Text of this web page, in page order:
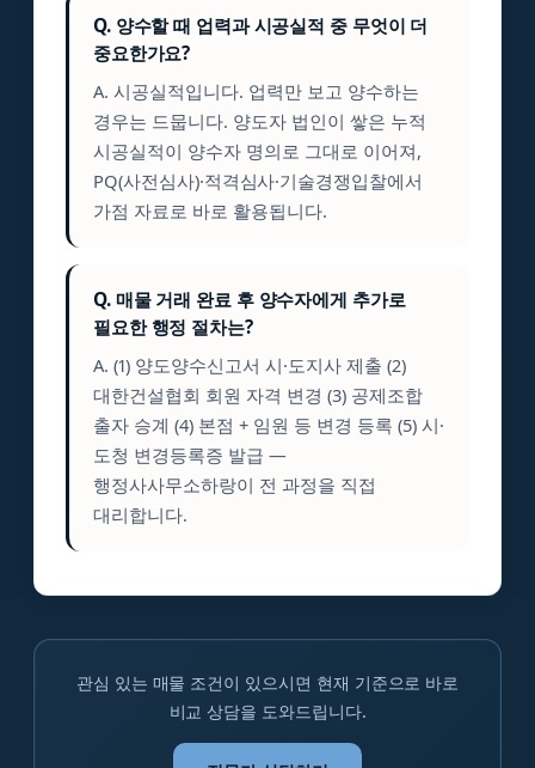
Q. 양수할 때 업력과 시공실적 중 무엇이 더
중요한가요?
A. 시공실적입니다. 업력만 보고 양수하는
경우는 드뭅니다. 양도자 법인이 쌓은 누적
시공실적이 양수자 명의로 그대로 이어져,
PQ(사전심사)·적격심사·기술경쟁입찰에서
가점 자료로 바로 활용됩니다.
Q. 매물 거래 완료 후 양수자에게 추가로
필요한 행정 절차는?
A. (1) 양도양수신고서 시·도지사 제출 (2)
대한건설협회 회원 자격 변경 (3) 공제조합
출자 승계 (4) 본점 + 임원 등 변경 등록 (5) 시·
도청 변경등록증 발급 —
행정사사무소하랑이 전 과정을 직접
대리합니다.
관심 있는 매물 조건이 있으시면 현재 기준으로 바로
비교 상담을 도와드립니다.